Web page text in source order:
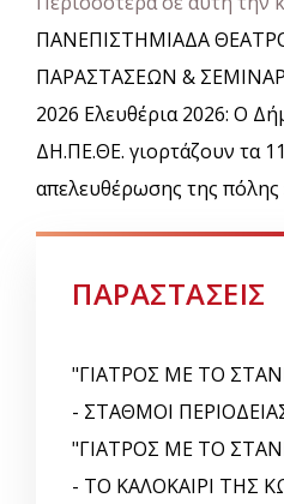
ΠΑΝΕΠΙΣΤΗΜΙΑΔΑ
ΠΑΡΑΣΤΑΣΕΩΝ &
2026 Ελευθέρια 2026: Ο
ΔΗ.ΠΕ.ΘΕ. γιορτάζουν τα
απελευθέρωσης της πόλης
ΠΑΡΑΣΤΑΣΕΙΣ
"ΓΙΑΤΡΟΣ ΜΕ ΤΟ
- ΣΤΑΘΜΟΙ
"ΓΙΑΤΡΟΣ ΜΕ ΤΟ
- ΤΟ ΚΑΛΟΚΑΙΡΙ ΤΗΣ